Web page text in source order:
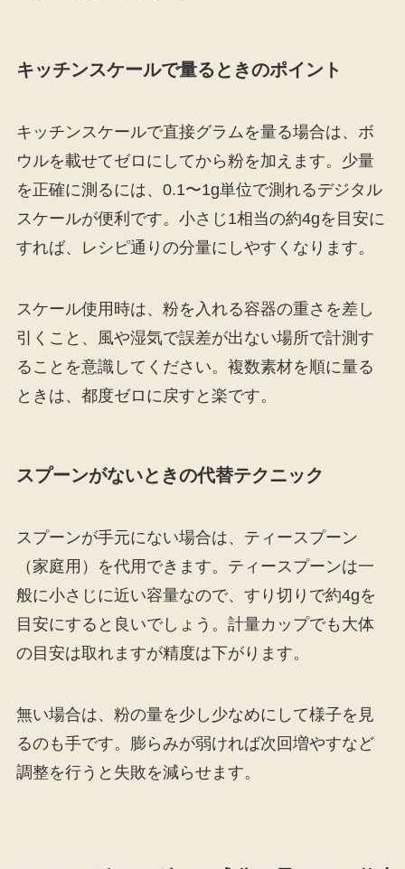
キッチンスケールで量るときのポイント
キッチンスケールで直接グラムを量る場合は、ボ
ウルを載せてゼロにしてから粉を加えます。少量
を正確に測るには、0.1〜1g単位で測れるデジタル
スケールが便利です。小さじ1相当の約4gを目安に
すれば、レシピ通りの分量にしやすくなります。
スケール使用時は、粉を入れる容器の重さを差し
引くこと、風や湿気で誤差が出ない場所で計測す
ることを意識してください。複数素材を順に量る
ときは、都度ゼロに戻すと楽です。
スプーンがないときの代替テクニック
スプーンが手元にない場合は、ティースプーン
（家庭用）を代用できます。ティースプーンは一
般に小さじに近い容量なので、すり切りで約4gを
目安にすると良いでしょう。計量カップでも大体
の目安は取れますが精度は下がります。
無い場合は、粉の量を少し少なめにして様子を見
るのも手です。膨らみが弱ければ次回増やすなど
調整を行うと失敗を減らせます。